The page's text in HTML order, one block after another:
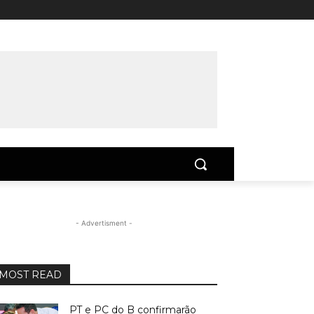
- Advertisment -
READ
PT e PC do B confirmarão